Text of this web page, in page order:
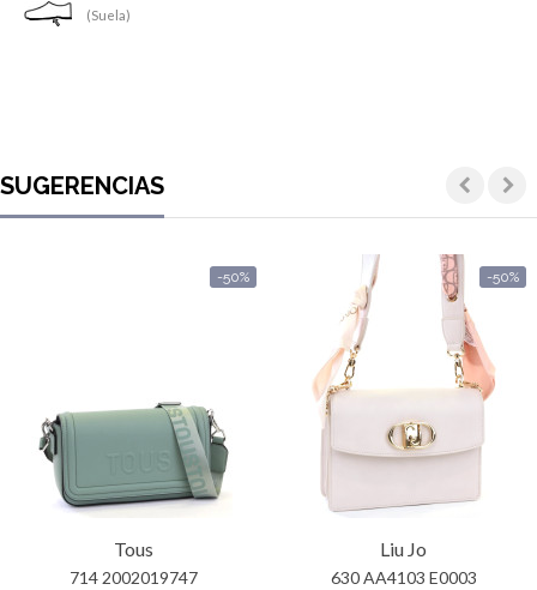
(Suela)
SUGERENCIAS
-50%
Tous
714 2002019747
-50%
Liu Jo
630 AA4103 E0003